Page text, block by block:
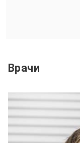
Врачи